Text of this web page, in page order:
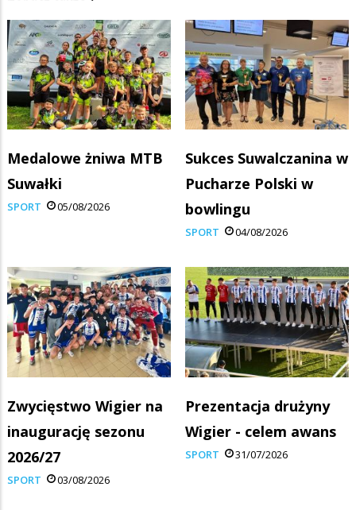
Medalowe żniwa MTB
Suwałki
SPORT 05/08/2026
Sukces Suwalczanina w
Pucharze Polski w
bowlingu
SPORT 04/08/2026
Zwycięstwo Wigier na
inaugurację sezonu
2026/27
SPORT 03/08/2026
Prezentacja drużyny
Wigier - celem awans
SPORT 31/07/2026